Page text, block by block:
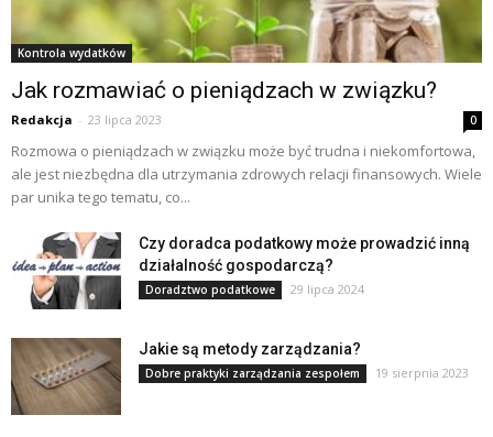
Kontrola wydatków
Jak rozmawiać o pieniądzach w związku?
Redakcja - 23 lipca 2023 0
Rozmowa o pieniądzach w związku może być trudna i niekomfortowa,
ale jest niezbędna dla utrzymania zdrowych relacji finansowych. Wiele
par unika tego tematu, co...
Czy doradca podatkowy może prowadzić inną
działalność gospodarczą?
Doradztwo podatkowe 29 lipca 2024
Jakie są metody zarządzania?
Dobre praktyki zarządzania zespołem 19 sierpnia 2023